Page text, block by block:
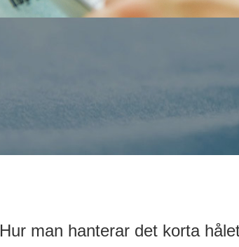
Hur man hanterar det korta